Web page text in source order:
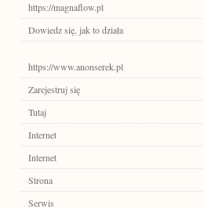
https://magnaflow.pl
Dowiedz się, jak to działa
https://www.anonserek.pl
Zarejestruj się
Tutaj
Internet
Internet
Strona
Serwis